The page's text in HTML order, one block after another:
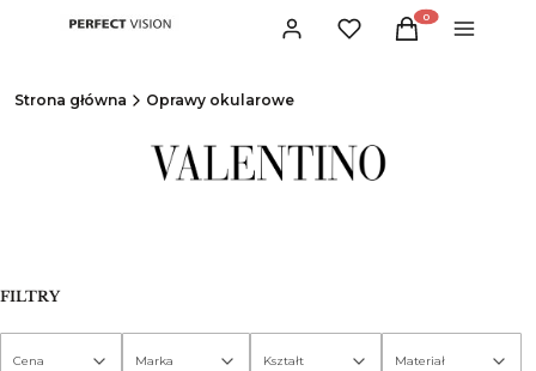
Zaloguj sięUlubione Produkty w
Koszyk Menu
Strona główna Oprawy okularowe
FILTRY
Cena Marka Kształt Materiał